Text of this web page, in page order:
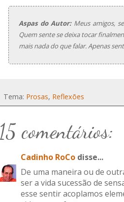
Aspas do Autor:Meus amigos,
Quem sente se deixa tocar
mais nada do que falar. Apenas
Tema: Prosas, Reflexões
15 comentários:
Cadinho RoCo disse...
De uma maneira ou de
ser a vida sucessão de
esse sentir acoplamos